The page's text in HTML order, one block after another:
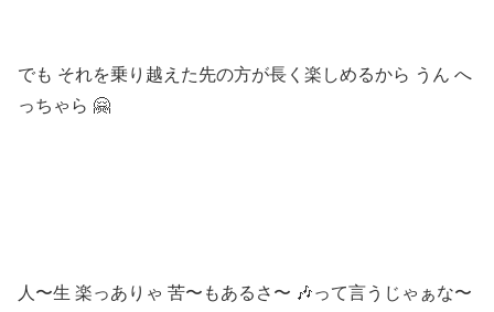
でも それを乗り越えた先の方が長く楽しめるから うん へ
っちゃら 🤗
人〜生 楽っありゃ 苦〜もあるさ〜 🎶って言うじゃぁな〜